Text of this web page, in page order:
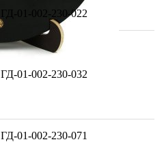
ГД-01-002-230-022
ГД-01-002-230-032
ГД-01-002-230-071